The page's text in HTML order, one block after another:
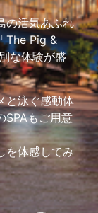
の活気あふれ
The Pig &
な体験が盛
と泳ぐ感動体
SPAもご用意
を体感してみ